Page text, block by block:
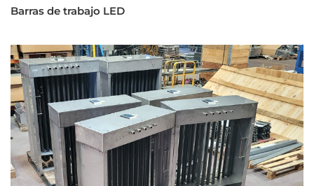
Barras de trabajo LED